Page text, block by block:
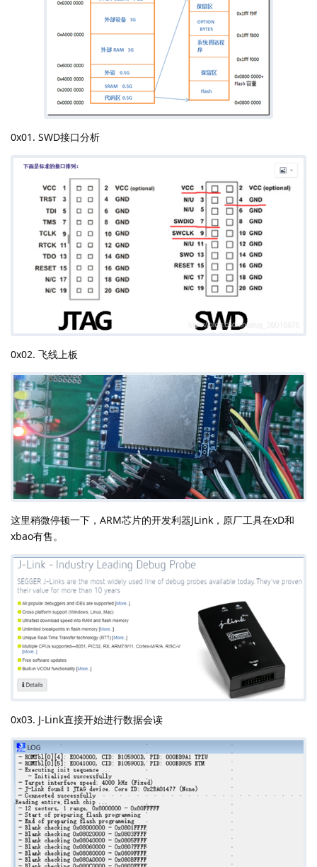
0x01. SWD接口分析
0x02. 飞线上板
这里稍微停顿一下，ARM芯片的开发利器JLink，原厂工具在xD和
xbao有售。
0x03. J-Link直接开始进行数据会读